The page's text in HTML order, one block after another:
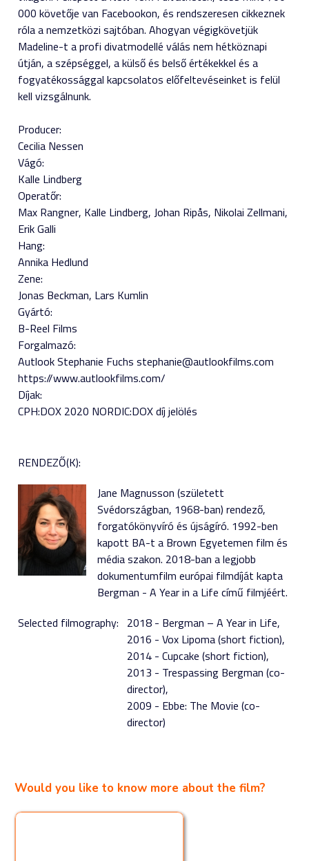
000 követője van Facebookon, és rendszeresen cikkeznek
róla a nemzetközi sajtóban. Ahogyan végigkövetjük
Madeline-t a profi divatmodellé válás nem hétköznapi
útján, a szépséggel, a külső és belső értékekkel és a
fogyatékossággal kapcsolatos előfeltevéseinket is felül
kell vizsgálnunk.
Producer:
Cecilia Nessen
Vágó:
Kalle Lindberg
Operatőr:
Max Rangner Kalle Lindberg Johan Ripås Nikolai Zellmani
Erik Galli
Hang:
Annika Hedlund
Zene:
Jonas Beckman Lars Kumlin
Gyártó:
B-Reel Films
Forgalmazó:
Autlook Stephanie Fuchs stephanie@autlookfilms.com
https://www.autlookfilms.com/
Díjak:
CPH:DOX 2020 NORDIC:DOX díj jelölés
RENDEZŐ(K):
Jane Magnusson (született
Svédországban, 1968-ban) rendező,
forgatókönyvíró és újságíró. 1992-ben
kapott BA-t a Brown Egyetemen film és
média szakon. 2018-ban a legjobb
dokumentumfilm európai filmdíját kapta
Bergman - A Year in a Life című filmjéért.
Selected filmography: 2018 - Bergman – A Year in Life
2016 - Vox Lipoma (short fiction)
2014 - Cupcake (short fiction)
2013 - Trespassing Bergman (co-
director)
2009 - Ebbe: The Movie (co-
director)